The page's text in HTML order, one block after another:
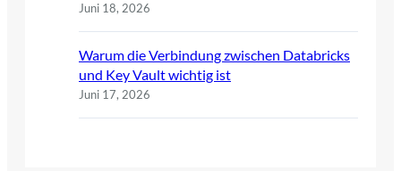
Juni 18, 2026
Warum die Verbindung zwischen Databricks
und Key Vault wichtig ist
Juni 17, 2026